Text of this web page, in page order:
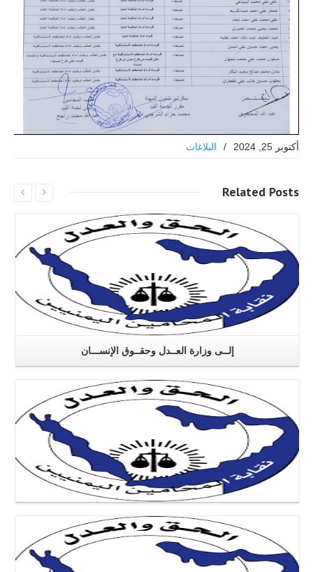
أكتوبر 25, 2024 / البلاغات
Related Posts
إلــى وزارة العــدل وحقــوق الإنســـان
اقرا اكثر